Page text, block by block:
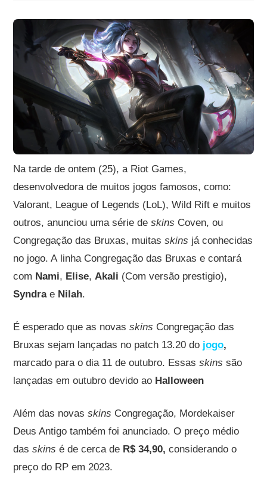
Na tarde de ontem (25), a Riot Games,
desenvolvedora de muitos jogos famosos, como:
Valorant, League of Legends (LoL), Wild Rift e muitos
outros, anunciou uma série deskins Coven, ou
Congregação das Bruxas, muitasskins já conhecidas
no jogo. A linha Congregação das Bruxas e contará
com Nami, Elise,Akali (Com versão prestigio),
Syndrae Nilah.
É esperado que as novasskins Congregação das
Bruxas sejam lançadas no patch 13.20 do jogo,
marcado para o dia 11 de outubro. Essasskins são
lançadas em outubro devido ao Halloween
Além das novasskins Congregação, Mordekaiser
Deus Antigo também foi anunciado. O preço médio
dasskins é de cerca de R$ 34,90,considerando o
preço do RP em 2023.